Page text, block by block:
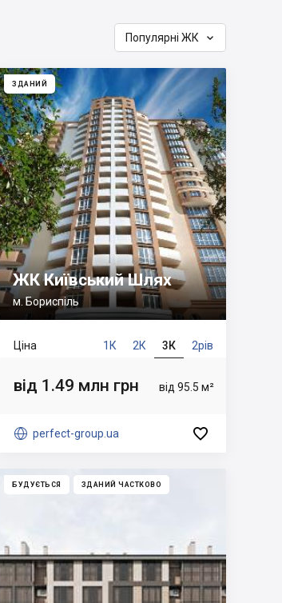
Популярні ЖК 
ЗДАНИЙ
ЖК Київський Шлях
м. Бориспіль
1К 2К 3К 2рів
Ціна
від 95.5 м²
від 1.49 млн грн
 perfect-group.ua 
БУДУЄТЬСЯ ЗДАНИЙ ЧАСТКОВО